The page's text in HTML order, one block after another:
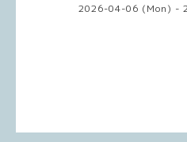
2026-04-06 (Mon) -